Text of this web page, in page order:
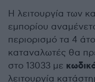
Η λειτουργία των
εμπορίου
περιορισμό τα 4
καταναλωτές θα
στο 13033 με
λειτουργία